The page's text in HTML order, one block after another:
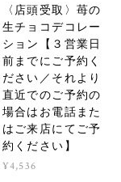
〈店頭受取〉苺の
生チョコデコレー
ション【３営業日
前までにご予約く
ださい／それより
直近でのご予約の
場合はお電話また
はご来店にてご予
約ください】
¥4,536